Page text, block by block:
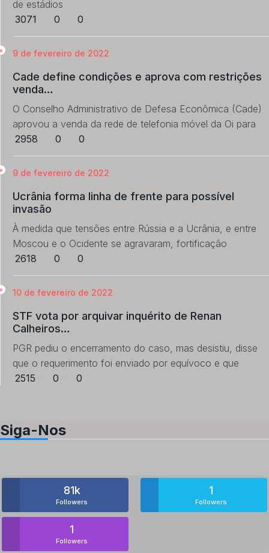
de estádios
3071
0 0
9 de fevereiro de 2022
Cade define condições e aprova com restrições
venda…
O Conselho Administrativo de Defesa Econômica (Cade)
aprovou a venda da rede de telefonia móvel da Oi para
2958
0 0
9 de fevereiro de 2022
Ucrânia forma linha de frente para possível
invasão
À medida que tensões entre Rússia e a Ucrânia, e entre
Moscou e o Ocidente se agravaram, fortificação
2618
0 0
10 de fevereiro de 2022
STF vota por arquivar inquérito de Renan
Calheiros…
PGR pediu o encerramento do caso, mas desistiu, disse
que o requerimento foi enviado por equívoco e que
2515
0 0
Siga-Nos
81k
Followers
1
Followers
1
Followers